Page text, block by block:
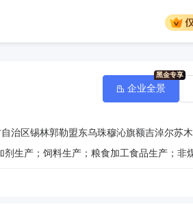
治区锡林郭勒盟东乌珠穆沁旗额吉淖尔苏木
企业全景